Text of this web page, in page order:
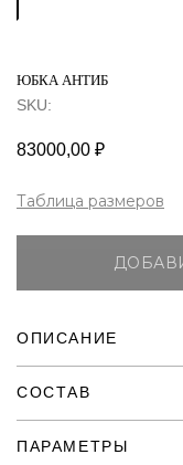
ЮБКА АНТИБ
SKU:
83000,00 ₽
Таблица размеров
ОПИСАНИЕ
СОСТАВ
ПАРАМЕТРЫ